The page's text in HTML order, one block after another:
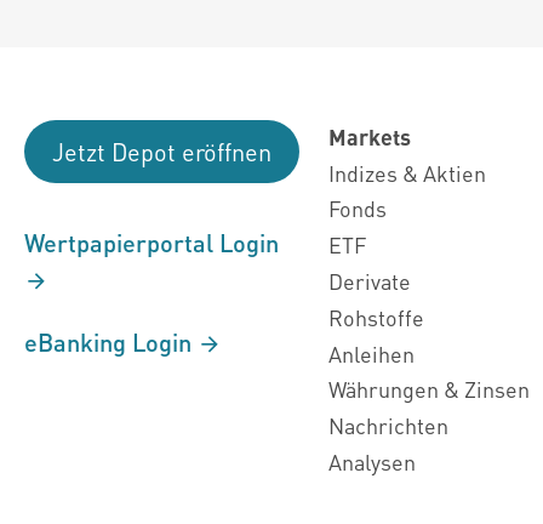
Jetzt Depot eröffnen
Wertpapierportal Login
eBanking Login
Markets
Indizes & Aktien
Fonds
ETF
Derivate
Rohstoffe
Anleihen
Währungen & Zinsen
Nachrichten
Analysen